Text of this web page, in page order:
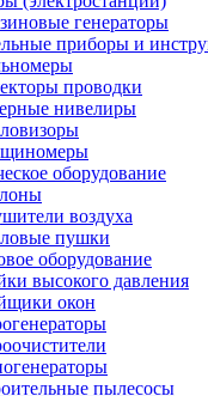
генераторы
приборы и
проводки
нивелиры
оборудование
воздуха
пушки
оборудование
высокого давления
окон
пылесосы